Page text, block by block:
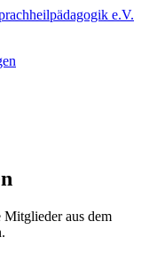
Mitglieder aus dem